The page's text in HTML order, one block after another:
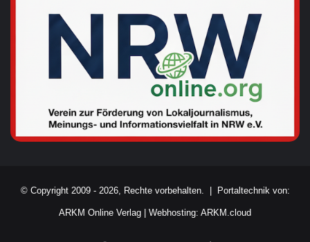
© Copyright 2009 - 2026, Rechte vorbehalten. | Portaltechnik von:
ARKM Online Verlag Webhosting: ARKM.cloud